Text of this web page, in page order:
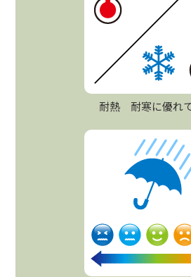
耐熱 耐寒に優れ